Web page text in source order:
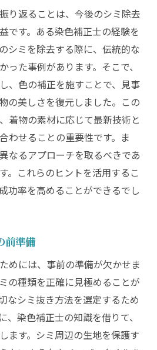
り返ることは、今後のシミ除去
です。ある染色補正士の経験を
シミを除去する際に、伝統的な
った事例があります。そこで、
、色の補正を施すことで、見事
の美しさを復元しました。この
着物の素材に応じて最新技術と
わせることの重要性です。ま
なるアプローチを取るべきであ
。これらのヒントを活用するこ
功率を高めることができるでし
前準備
めには、事前の準備が欠かせま
の種類を正確に見極めることが
なシミ抜き方法を選定するため
、染色補正士の知識を借りて、
ます。シミ周辺の生地を保護す